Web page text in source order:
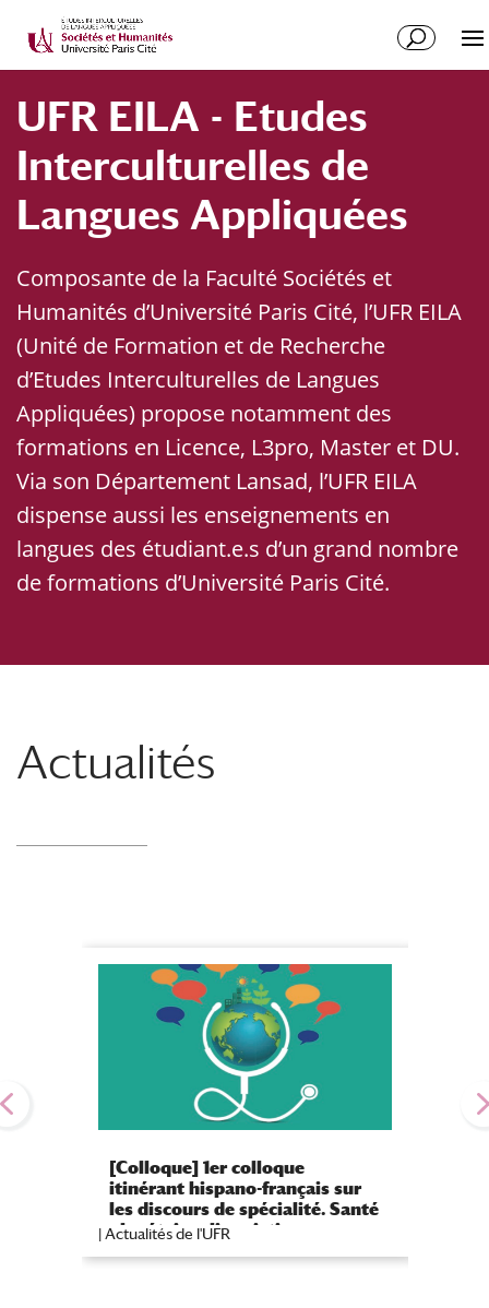
UFR EILA - Etudes
Interculturelles de
Langues Appliquées
Composante de la Faculté Sociétés et
Humanités d’Université Paris Cité, l’UFR EILA
(Unité de Formation et de Recherche
d’Etudes Interculturelles de Langues
Appliquées) propose notamment des
formations en Licence, L3pro, Master et DU.
Via son Département Lansad, l’UFR EILA
dispense aussi les enseignements en
langues des étudiant.e.s d’un grand nombre
de formations d’Université Paris Cité.
Actualités
[Colloque] 1er colloque
itinérant hispano-français sur
les discours de spécialité. Santé
planétaire : linguistique,
| Actualités de l'UFR